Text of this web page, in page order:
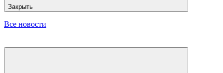
Закрыть
Все новости